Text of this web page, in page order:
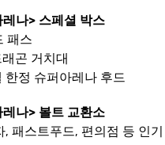
나> 스페셜 박스
패스
곤 거치대
한정 슈퍼아레나 후드
나> 볼트 교환소
, 패스트푸드, 편의점 등 인